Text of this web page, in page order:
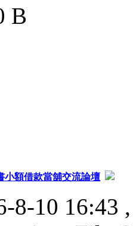
B
小額借款當舖交流論壇
8-10 16:43